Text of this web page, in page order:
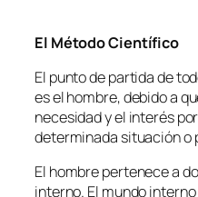
El Método Científico
El punto de partida de
es el hombre, debido a
necesidad y el interés
determinada situación o
El hombre pertenece a
interno. El mundo